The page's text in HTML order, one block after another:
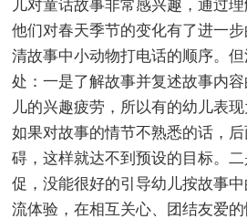
儿对童话故事非常感兴趣，通过
他们对春天季节的变化有了进一
清故事中小动物打电话的顺序。
处：一是了解故事并复述故事内
儿的兴趣疲劳，所以有的幼儿表
如果对故事的情节不熟悉的话，
碍，这样就达不到预设的目标。
促，没能很好的引导幼儿按故事
流体验，在相互关心、团结友爱